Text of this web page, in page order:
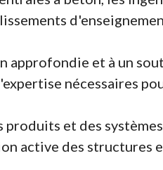
approfondie et à un
nécessaires
produits et des
active des structures